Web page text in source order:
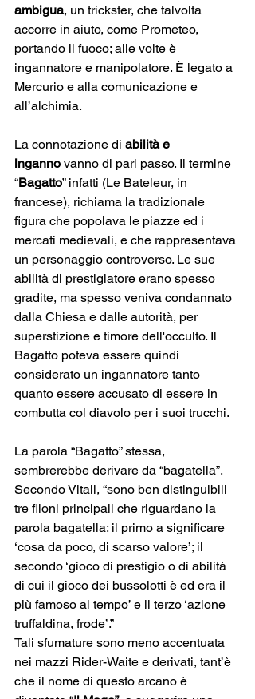
ambigua, un trickster, che talvolta
accorre in aiuto, come Prometeo,
portando il fuoco; alle volte è
ingannatore e manipolatore. È legato a
Mercurio e alla comunicazione e
all’alchimia.
La connotazione di abilità e
inganno vanno di pari passo. Il termine
“Bagatto” infatti (Le Bateleur, in
francese), richiama la tradizionale
figura che popolava le piazze ed i
mercati medievali, e che rappresentava
un personaggio controverso. Le sue
abilità di prestigiatore erano spesso
gradite, ma spesso veniva condannato
dalla Chiesa e dalle autorità, per
superstizione e timore dell'occulto. Il
Bagatto poteva essere quindi
considerato un ingannatore tanto
quanto essere accusato di essere in
combutta col diavolo per i suoi trucchi.
La parola “Bagatto” stessa,
sembrerebbe derivare da “bagatella”.
Secondo Vitali, “sono ben distinguibili
tre filoni principali che riguardano la
parola bagatella: il primo a significare
‘cosa da poco, di scarso valore’; il
secondo ‘gioco di prestigio o di abilità
di cui il gioco dei bussolotti è ed era il
più famoso al tempo’ e il terzo ‘azione
truffaldina, frode’.”
Tali sfumature sono meno accentuata
nei mazzi Rider-Waite e derivati, tant’è
che il nome di questo arcano è